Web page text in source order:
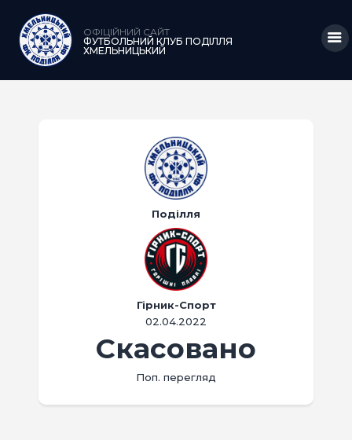
ОФІЦІЙНИЙ САЙТ
ФУТБОЛЬНИЙ КЛУБ ПОДІЛЛЯ
ХМЕЛЬНИЦЬКИЙ
АКАДЕМІЯ
КРАМНИЦЯ
КВИТКИ
Поділля
Гірник-Спорт
02.04.2022
Скасовано
Поп. перегляд